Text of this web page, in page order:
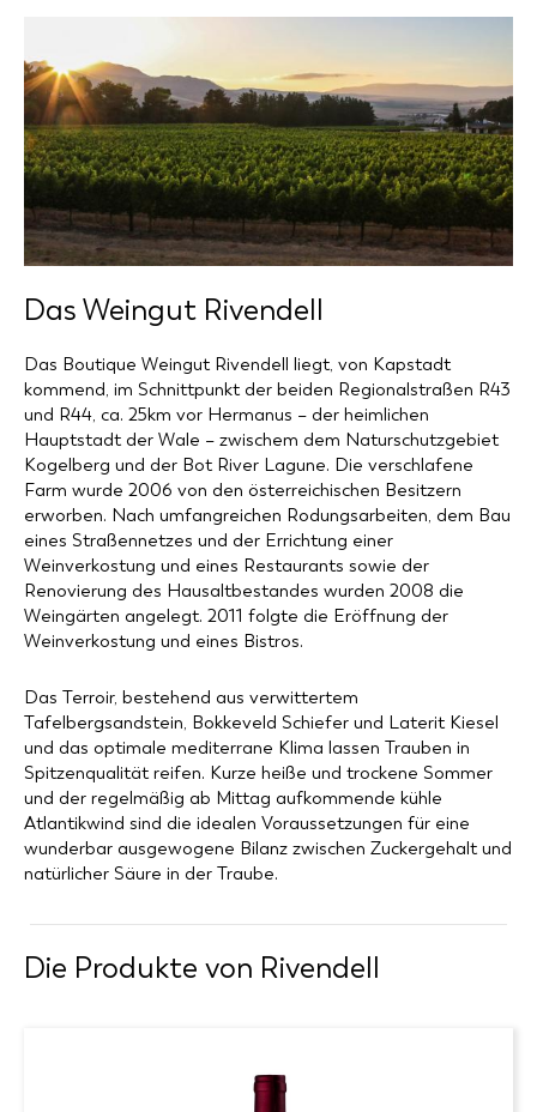
Das Weingut Rivendell
Das Boutique Weingut Rivendell liegt, von Kapstadt
kommend, im Schnittpunkt der beiden Regionalstraßen R43
und R44, ca. 25km vor Hermanus – der heimlichen
Hauptstadt der Wale – zwischem dem Naturschutzgebiet
Kogelberg und der Bot River Lagune. Die verschlafene
Farm wurde 2006 von den österreichischen Besitzern
erworben. Nach umfangreichen Rodungsarbeiten, dem Bau
eines Straßennetzes und der Errichtung einer
Weinverkostung und eines Restaurants sowie der
Renovierung des Hausaltbestandes wurden 2008 die
Weingärten angelegt. 2011 folgte die Eröffnung der
Weinverkostung und eines Bistros.
Das Terroir, bestehend aus verwittertem
Tafelbergsandstein, Bokkeveld Schiefer und Laterit Kiesel
und das optimale mediterrane Klima lassen Trauben in
Spitzenqualität reifen. Kurze heiße und trockene Sommer
und der regelmäßig ab Mittag aufkommende kühle
Atlantikwind sind die idealen Voraussetzungen für eine
wunderbar ausgewogene Bilanz zwischen Zuckergehalt und
natürlicher Säure in der Traube.
Die Produkte von Rivendell